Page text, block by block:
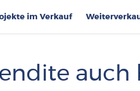
im Verkauf